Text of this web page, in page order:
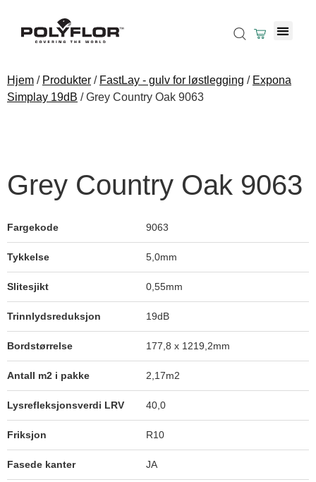
Hjem / Produkter / FastLay - gulv for løstlegging / Expona
Simplay 19dB / Grey Country Oak 9063
Grey Country Oak 9063
Fargekode 9063
Tykkelse 5,0mm
Slitesjikt 0,55mm
Trinnlydsreduksjon 19dB
Bordstørrelse 177,8 x 1219,2mm
Antall m2 i pakke 2,17m2
Lysrefleksjonsverdi LRV 40,0
Friksjon R10
Fasede kanter JA